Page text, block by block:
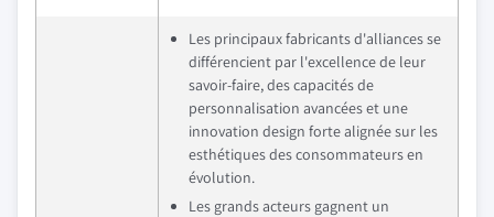
Les principaux fabricants d'alliances se
différencient par l'excellence de leur
savoir-faire, des capacités de
personnalisation avancées et une
innovation design forte alignée sur les
esthétiques des consommateurs en
évolution.
Les grands acteurs gagnent un